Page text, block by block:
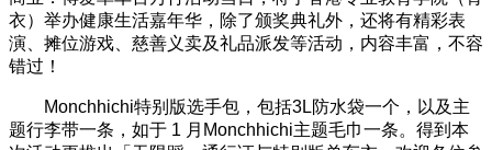
衣）举办健康生活嘉年华，除了颁奖典礼外，还将有精彩表
演、摊位游戏、慈善义卖及礼品派发等活动，内容丰富，不容
错过！
Monchhichi特别版选手包，包括3L防水袋一个，以及主
题行李带一条，如于 1 月Monchhichi主题毛巾一条。得到本